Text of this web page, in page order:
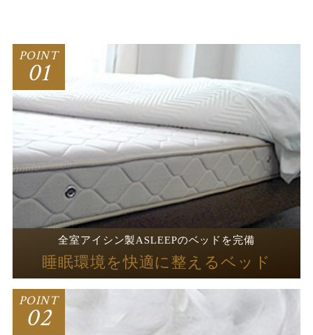
POINT
01
睡眠環境を快適に整えるベッド
全室アイシン製ASLEEPのベッドを完備
睡眠環境を快適に整えるベッド
POINT
02